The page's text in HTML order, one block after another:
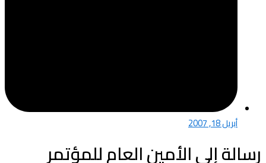
أبريل 18, 2007
رسالة إلى الأمين العام للمؤتمر